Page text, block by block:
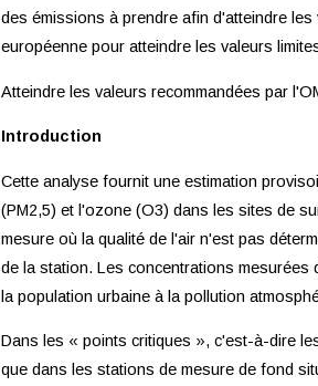
des émissions à prendre afin d'atteindre
européenne pour atteindre les valeurs
Atteindre les valeurs recommandées par
Introduction
Cette analyse fournit une estimation
(PM2,5) et l'ozone (O3) dans les sites de
mesure où la qualité de l'air n'est pas
de la station. Les concentrations
la population urbaine à la pollution
Dans les « points critiques », c'est-à-dire
que dans les stations de mesure de fond